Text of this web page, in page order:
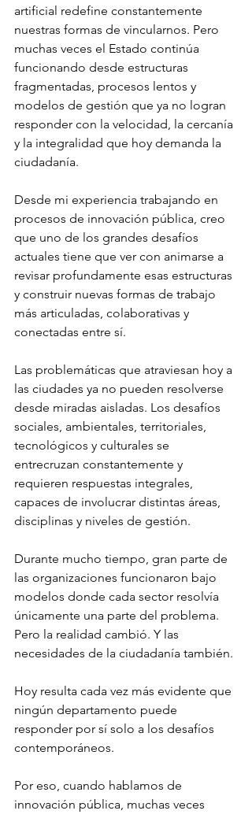
artificial redefine constantemente
nuestras formas de vincularnos. Pero
muchas veces el Estado continúa
funcionando desde estructuras
fragmentadas, procesos lentos y
modelos de gestión que ya no logran
responder con la velocidad, la cercanía
y la integralidad que hoy demanda la
ciudadanía.
Desde mi experiencia trabajando en
procesos de innovación pública, creo
que uno de los grandes desafíos
actuales tiene que ver con animarse a
revisar profundamente esas estructuras
y construir nuevas formas de trabajo
más articuladas, colaborativas y
conectadas entre sí.
Las problemáticas que atraviesan hoy a
las ciudades ya no pueden resolverse
desde miradas aisladas. Los desafíos
sociales, ambientales, territoriales,
tecnológicos y culturales se
entrecruzan constantemente y
requieren respuestas integrales,
capaces de involucrar distintas áreas,
disciplinas y niveles de gestión.
Durante mucho tiempo, gran parte de
las organizaciones funcionaron bajo
modelos donde cada sector resolvía
únicamente una parte del problema.
Pero la realidad cambió. Y las
necesidades de la ciudadanía también.
Hoy resulta cada vez más evidente que
ningún departamento puede
responder por sí solo a los desafíos
contemporáneos.
Por eso, cuando hablamos de
innovación pública, muchas veces